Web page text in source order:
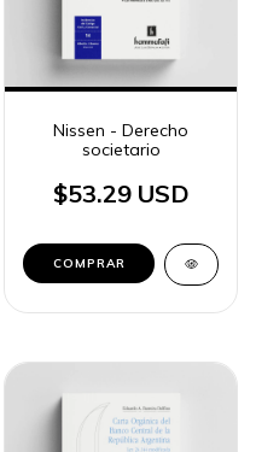
Nissen - Derecho
societario
$53.29 USD
COMPRAR